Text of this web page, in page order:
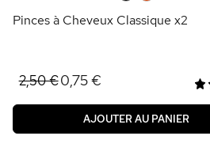
Pinces à Cheveux Classique x2
2,50 €0,75 €
AJOUTER AU PANIER